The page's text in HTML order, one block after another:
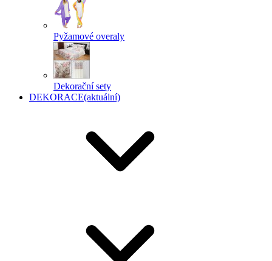
Pyžamové overaly
Dekorační sety
DEKORACE(aktuální)